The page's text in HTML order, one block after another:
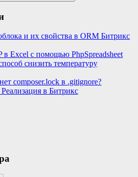
и их свойства в ORM Битрикс
в Excel с помощью PhpSpreadsheet
снизить температуру
composer.lock в .gitignore?
в Битрикс